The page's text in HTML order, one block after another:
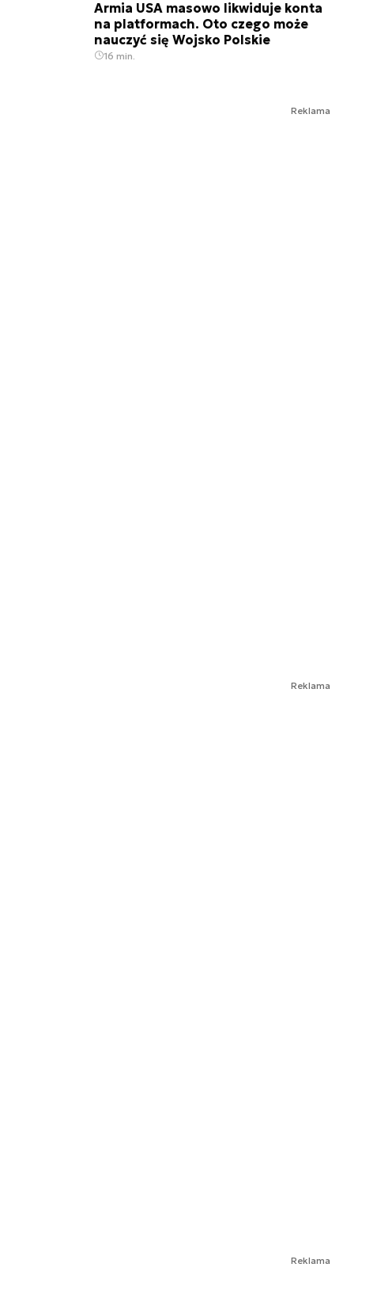
Armia USA masowo likwiduje konta
na platformach. Oto czego może
nauczyć się Wojsko Polskie
16 min.
Reklama
Reklama
Reklama